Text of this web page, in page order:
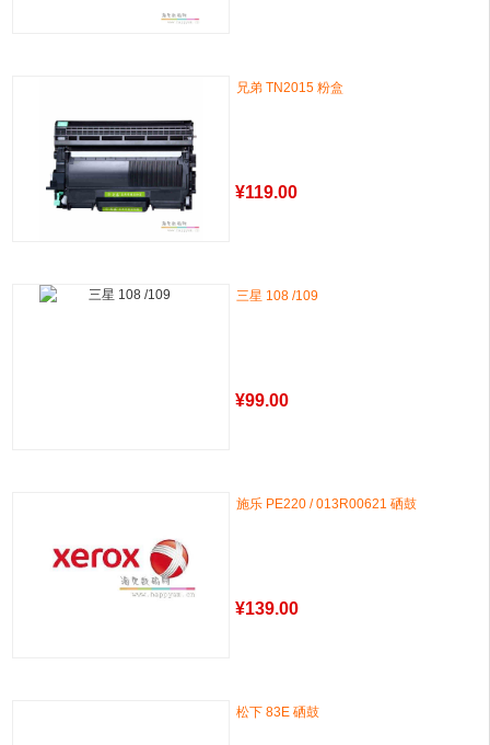
兄弟 TN2015 粉盒
¥119.00
三星 108 /109
¥99.00
施乐 PE220 / 013R00621 硒鼓
¥139.00
松下 83E 硒鼓